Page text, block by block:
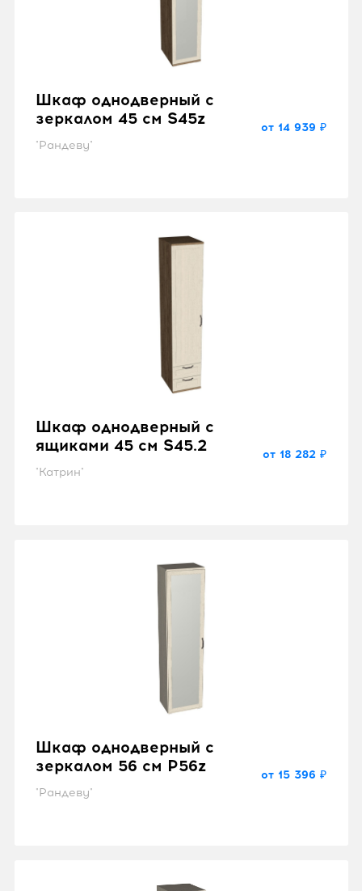
Шкаф однодверный с
зеркалом 45 см S45z
"Рандеву"
от 14 939 ₽
Шкаф однодверный с
ящиками 45 см S45.2
"Катрин"
от 18 282 ₽
Шкаф однодверный с
зеркалом 56 см P56z
"Рандеву"
от 15 396 ₽